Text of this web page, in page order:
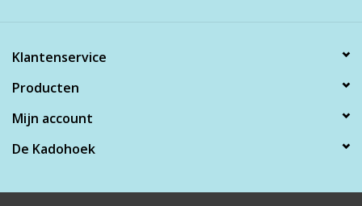
Klantenservice
Producten
Mijn account
De Kadohoek